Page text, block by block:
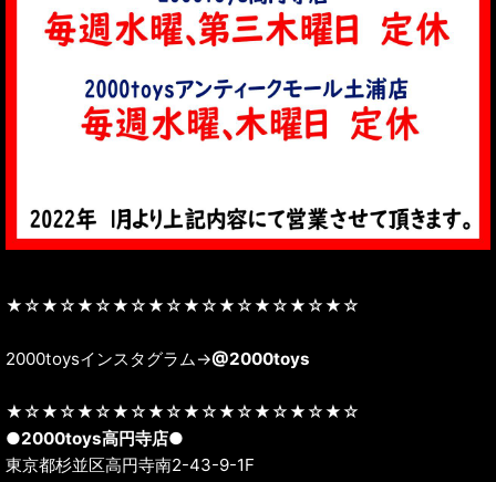
★☆★☆★☆★☆★☆★☆★☆★☆★☆★☆
2000toysインスタグラム→@2000toys
★☆★☆★☆★☆★☆★☆★☆★☆★☆★☆
●2000toys高円寺店●
東京都杉並区高円寺南2-43-9-1F